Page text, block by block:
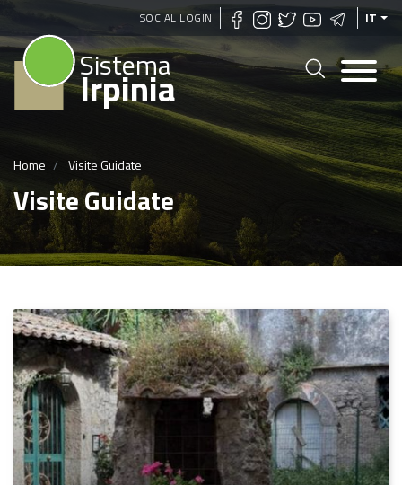
Salta
al
contenuto
principale
SOCIAL LOGIN IT
Sistema
Irpinia
Home Visite Guidate
Visite Guidate